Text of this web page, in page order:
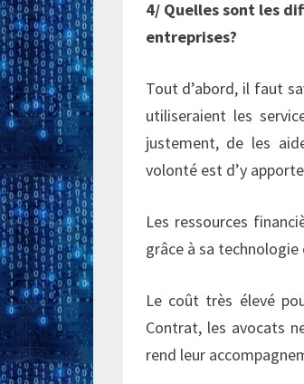
4/ Quelles sont les
entreprises?
Tout d’abord, il faut
utiliseraient les
justement, de les
volonté est d’y
Les ressources
grâce à sa
Le coût très élevé
Contrat, les avocats
rend leur